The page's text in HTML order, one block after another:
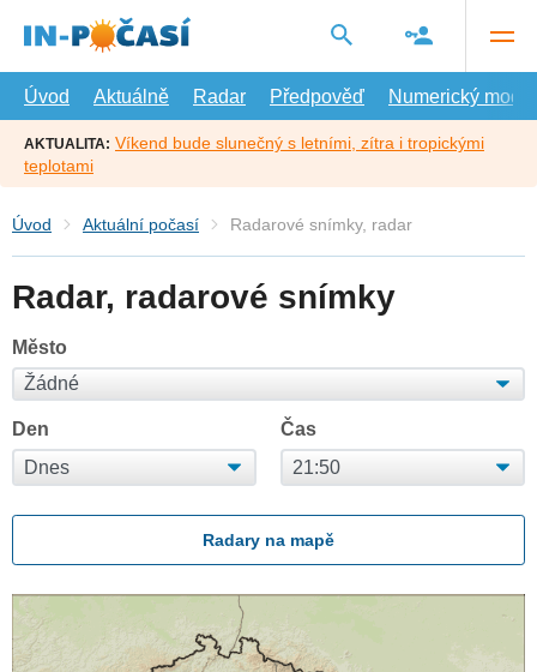
hlavní
Úvod
Aktuálně Radar Předpověď Numerický model
AKTUALITA: Víkend bude slunečný s letními, zítra i tropickými
teplotami
Úvod Aktuální počasí Radarové snímky, radar
Radar, radarové snímky
Město
Den Čas
Radary na mapě